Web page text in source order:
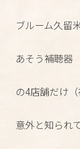
ブルーム久留
あそう補聴
の4店舗だけ
意外と知られ